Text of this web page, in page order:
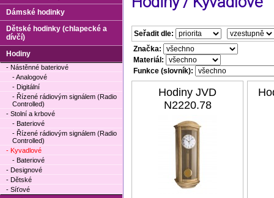
Seřadit dle:
Značka:
Materiál:
Funkce (slovník):
Hodiny JVD
N2220.78
Dámské hodinky
Dětské hodinky (chlapecké a
dívčí)
Hodiny
- Nástěnné bateriové
- Analogové
- Digitální
- Řízené rádiovým signálem (Radio
Controlled)
- Stolní a krbové
- Bateriové
- Řízené rádiovým signálem (Radio
Controlled)
- Kyvadlové
- Bateriové
- Designové
- Dětské
- Síťové